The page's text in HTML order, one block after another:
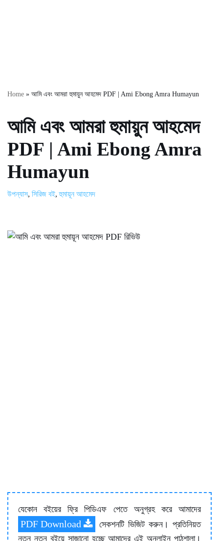
Home » আমি এবং আমরা হুমায়ুন আহমেদ PDF | Ami Ebong Amra Humayun
আমি এবং আমরা হুমায়ুন আহমেদ
PDF | Ami Ebong Amra
Humayun
উপন্যাস, সিরিজ বই,হুমায়ূন আহমেদ
যেকোন বইয়ের ফ্রি পিডিএফ পেতে অনুগ্রহ করে আমাদের
PDF Download
সেকশনটি ভিজিট করুন। প্রতিনিয়ত
নতুন নতুন বইয়ে সাজানো হচ্ছে আমাদের এই অনলাইন পাঠশালা।